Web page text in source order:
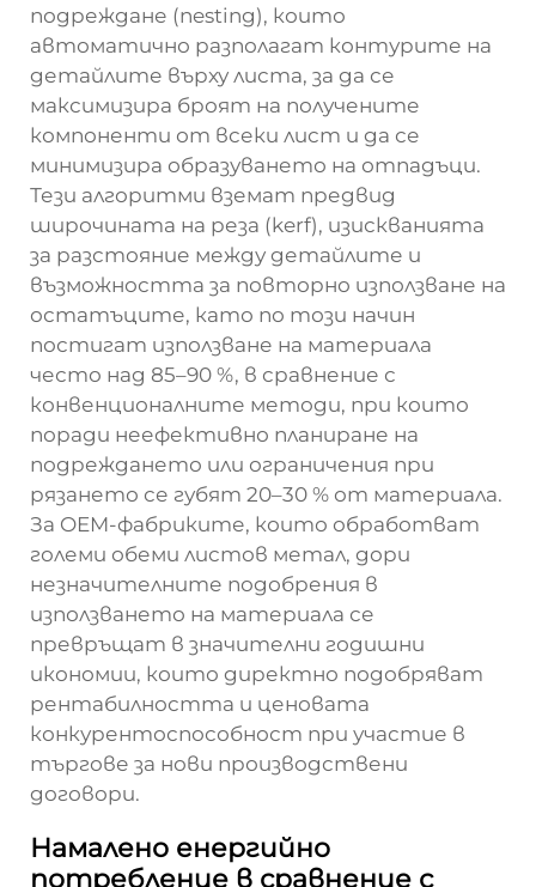
подреждане (nesting), които
автоматично разполагат контурите на
детайлите върху листа, за да се
максимизира броят на получените
компоненти от всеки лист и да се
минимизира образуването на отпадъци.
Тези алгоритми вземат предвид
широчината на реза (kerf), изискванията
за разстояние между детайлите и
възможността за повторно използване на
остатъците, като по този начин
постигат използване на материала
често над 85–90 %, в сравнение с
конвенционалните методи, при които
поради неефективно планиране на
подреждането или ограничения при
рязането се губят 20–30 % от материала.
За OEM-фабриките, които обработват
големи обеми листов метал, дори
незначителните подобрения в
използването на материала се
превръщат в значителни годишни
икономии, които директно подобряват
рентабилността и ценовата
конкурентоспособност при участие в
търгове за нови производствени
договори.
Намалено енергийно
потребление в сравнение с